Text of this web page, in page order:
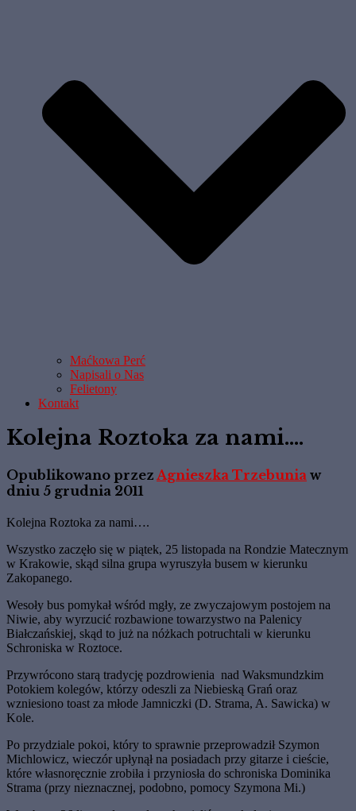
Maćkowa Perć
Napisali o Nas
Felietony
Kontakt
Kolejna Roztoka za nami….
Opublikowano przez Agnieszka Trzebunia w
dniu 5 grudnia 2011
Kolejna Roztoka za nami….
Wszystko zaczęło się w piątek, 25 listopada na Rondzie Matecznym
w Krakowie, skąd silna grupa wyruszyła busem w kierunku
Zakopanego.
Wesoły bus pomykał wśród mgły, ze zwyczajowym postojem na
Niwie, aby wyrzucić rozbawione towarzystwo na Palenicy
Białczańskiej, skąd to już na nóżkach potruchtali w kierunku
Schroniska w Roztoce.
Przywrócono starą tradycję pozdrowienia nad Waksmundzkim
Potokiem kolegów, którzy odeszli za Niebieską Grań oraz
wzniesiono toast za młode Jamniczki (D. Strama, A. Sawicka) w
Kole.
Po przydziale pokoi, który to sprawnie przeprowadził Szymon
Michlowicz, wieczór upłynął na posiadach przy gitarze i cieście,
które własnoręcznie zrobiła i przyniosła do schroniska Dominika
Strama (przy nieznacznej, podobno, pomocy Szymona Mi.)